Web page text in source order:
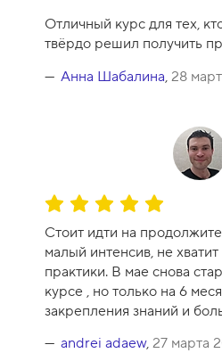
Отличный курс для тех,
твёрдо решил получить
Анна Шабалина, 28
О
е
н
к
а
к
у
Стоит идти на
малый интенсив, не
практики. В мае снова
курсе , но только на 6
закрепления знаний и
andrei adaew, 27 марта